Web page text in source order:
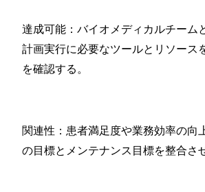
達成可能：バイオメディカルチーム
計画実行に必要なツールとリソース
を確認する。
関連性：患者満足度や業務効率の向
の目標とメンテナンス目標を整合さ